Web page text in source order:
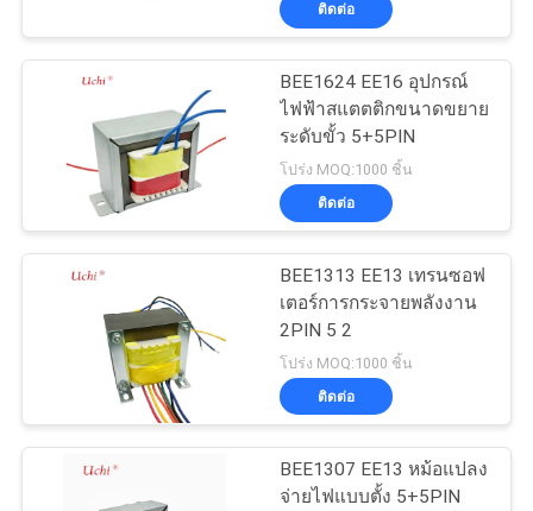
แสดง
VR
เกี่ยว
เรา
ควบคุม
Varistor SMD
34
Varistor ที่ผ่านการ
ป้องกันด้วยความร้อน
18
ติดต่อ
BEE1624 EE16 อุปกรณ์
ไฟฟ้าสแตตติกขนาดขยาย
ระดับขั้ว 5+5PIN
โปร่ง MOQ:1000 ชิ้น
ติดต่อ
BEE1313 EE13 เทรนซอฟ
เตอร์การกระจายพลังงาน
2PIN 5 2
โปร่ง MOQ:1000 ชิ้น
ติดต่อ
BEE1307 EE13 หม้อแปลง
จ่ายไฟแบบตั้ง 5+5PIN